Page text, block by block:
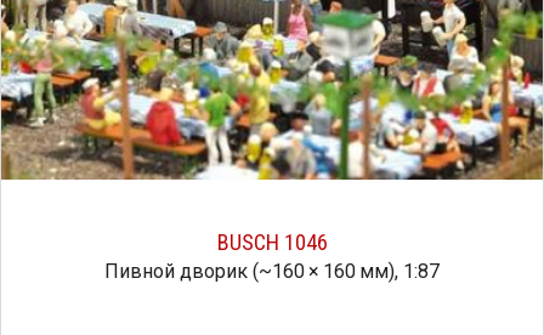
BUSCH 1046
Пивной дворик (~160 × 160 мм), 1:87